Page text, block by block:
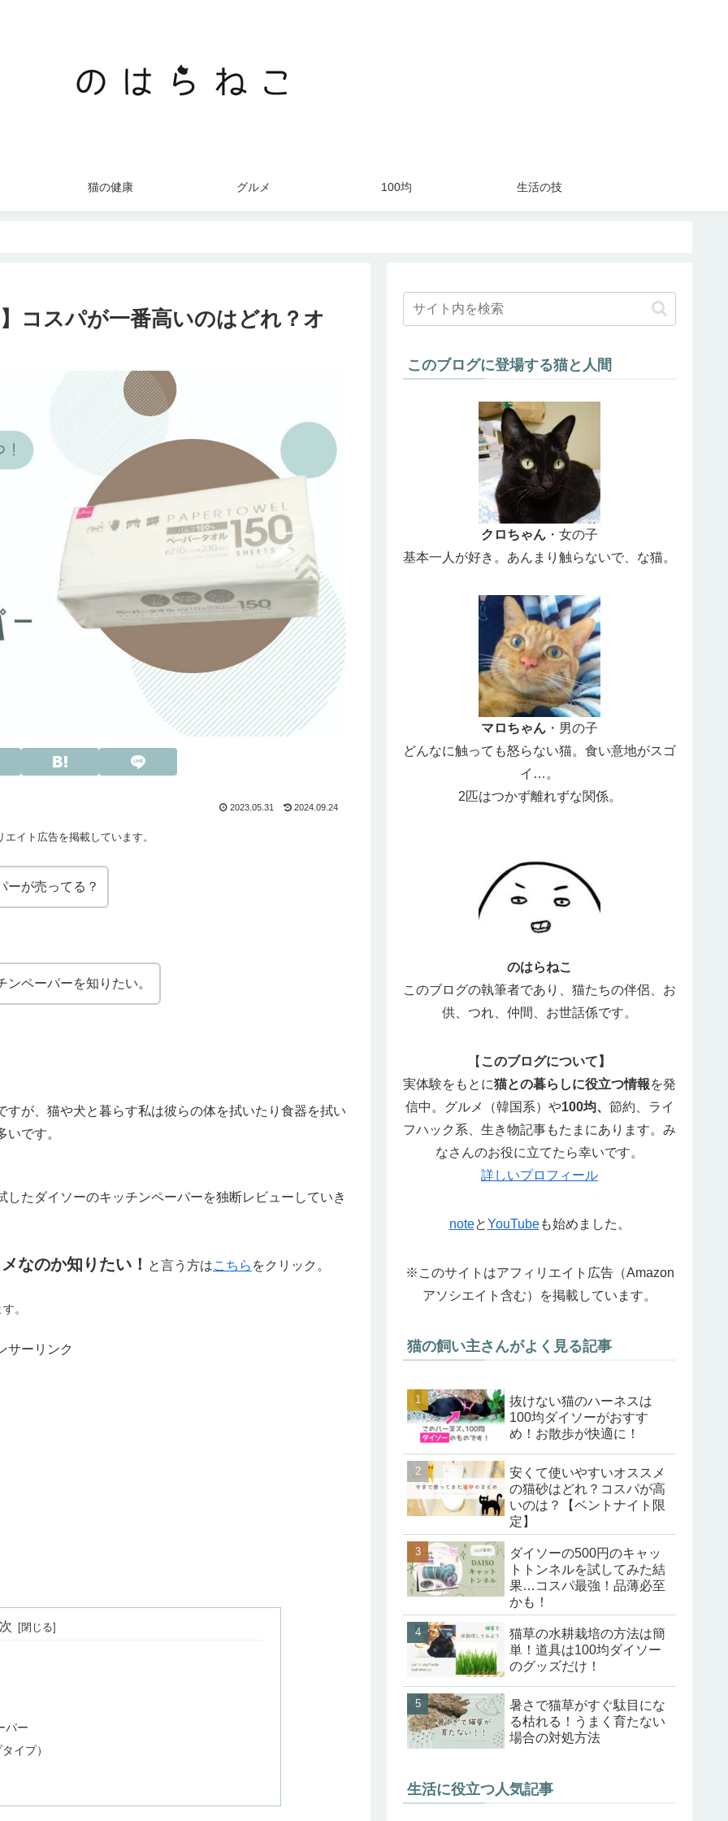
猫の健康 グルメ 100均 生活の技
コスパが一番高いのはどれ？オ
2023.05.31 2024.09.24
イト広告を掲載しています。
ーが売ってる？
ペーパーを知りたい。
が、猫や犬と暮らす私は彼らの体を拭いたり食器を拭い
です。
たダイソーのキッチンペーパーを独断レビューしていき
なのか知りたい！ と言う方はこちら をクリック。
。
サーリンク
パー
イプ）
このブログに登場する猫と人間
クロちゃん ・女の子
基本一人が好き。あんまり触らないで、な猫。
マロちゃん ・男の子
どんなに触っても怒らない猫。食い意地がスゴ
イ…。
2匹はつかず離れずな関係。
のはらねこ
このブログの執筆者であり、猫たちの伴侶、お
供、つれ、仲間、お世話係です。
【 このブログについて】
実体験をもとに猫との暮らしに役立つ情報を発
信中。グルメ（韓国系）や100均、 節約、ライ
フハック系、生き物記事もたまにあります。み
なさんのお役に立てたら幸いです。
詳しいプロフィール
noteとYouTubeも始めました。
※このサイトはアフィリエイト広告（Amazon
アソシエイト含む）を掲載しています。
猫の飼い主さんがよく見る記事
抜けない猫のハーネスは
100均ダイソーがおすす
め！お散歩が快適に！
安くて使いやすいオススメ
の猫砂はどれ？コスパが高
いのは？【ベントナイト限
定】
ダイソーの500円のキャッ
トトンネルを試してみた結
果…コスパ最強！品薄必至
かも！
猫草の水耕栽培の方法は簡
単！道具は100均ダイソー
のグッズだけ！
暑さで猫草がすぐ駄目にな
る枯れる！うまく育たない
場合の対処方法
生活に役立つ人気記事